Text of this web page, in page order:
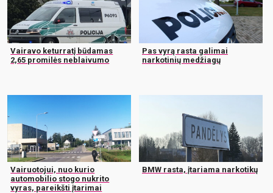
Vairavo keturratį būdamas
2,65 promilės neblaivumo
Pas vyrą rasta galimai
narkotinių medžiagų
Vairuotojui, nuo kurio
automobilio stogo nukrito
vyras, pareikšti įtarimai
BMW rasta, įtariama narkotikų